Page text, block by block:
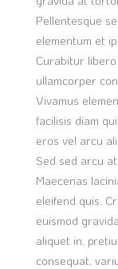
Pellentesque
elementum et
Curabitur
ullamcorper
Vivamus
facilisis diam
eros vel arcu
Sed sed arcu
Maecenas
eleifend quis.
euismod
aliquet in,
consequat,